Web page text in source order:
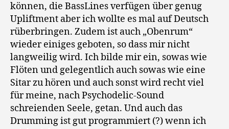
können, die BassLines verfügen über genug
Upliftment aber ich wollte es mal auf Deutsch
rüberbringen. Zudem ist auch „Obenrum“
wieder einiges geboten, so dass mir nicht
langweilig wird. Ich bilde mir ein, sowas wie
Flöten und gelegentlich auch sowas wie eine
Sitar zu hören und auch sonst wird recht viel
für meine, nach Psychodelic-Sound
schreienden Seele, getan. Und auch das
Drumming ist gut programmiert (?) wenn ich